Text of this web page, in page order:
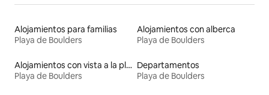
Alojamientos para familias
Playa de Boulders
Alojamientos con alberca
Playa de Boulders
Alojamientos con vista a la playa
Playa de Boulders
Departamentos
Playa de Boulders